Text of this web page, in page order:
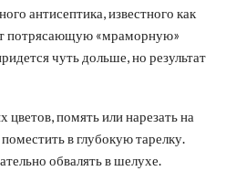
антисептика, известного как
потрясающую «мраморную»
чуть дольше, но результат
помять или нарезать на
в глубокую тарелку.
обвалять в шелухе.